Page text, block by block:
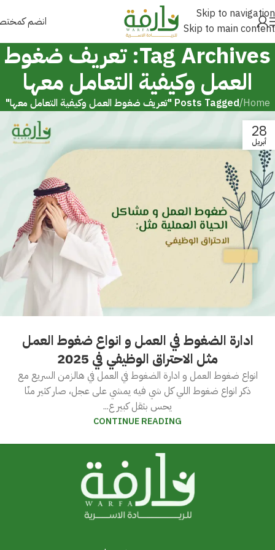
Skip to navigation
Skip to main content
انضم
Tag Archives: تعريف ضغوط
العمل وكيفية التعامل معها
Home
/Posts Tagged "تعريف ضغوط العمل وكيفية التعامل معها"
28
أبريل
ادارة الضغوط في العمل و انواع ضغوط العمل
مثل الاحتراق الوظيفي في 2025
انواع ضغوط العمل و ادارة الضغوط في العمل في هالزمن السريع مع
ذكر انواع ضغوط اللي كل شي فيه يمشي على عجل، صار كثير منّا
يحس بثقل كبير ع...
CONTINUE READING